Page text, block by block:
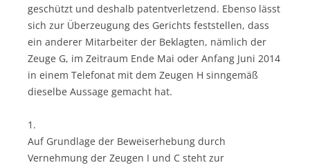
geschützt und deshalb patentverletzend. Ebenso lässt
sich zur Überzeugung des Gerichts feststellen, dass
ein anderer Mitarbeiter der Beklagten, nämlich der
Zeuge G, im Zeitraum Ende Mai oder Anfang Juni 2014
in einem Telefonat mit dem Zeugen H sinngemäß
dieselbe Aussage gemacht hat.
1.
Auf Grundlage der Beweiserhebung durch
Vernehmung der Zeugen I und C steht zur